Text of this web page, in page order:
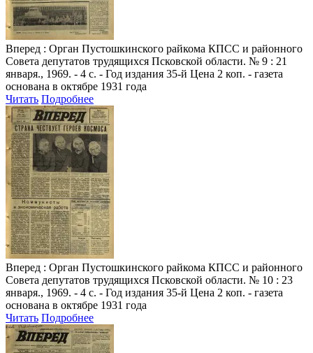
Вперед : Орган Пустошкинского райкома КПСС и районного
Совета депутатов трудящихся Псковской области. № 9 : 21
января., 1969. - 4 с. - Год издания 35-й Цена 2 коп. - газета
основана в октябре 1931 года
Читать Подробнее
Вперед : Орган Пустошкинского райкома КПСС и районного
Совета депутатов трудящихся Псковской области. № 10 : 23
января., 1969. - 4 с. - Год издания 35-й Цена 2 коп. - газета
основана в октябре 1931 года
Читать Подробнее